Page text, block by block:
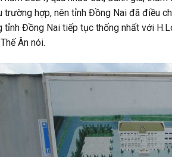
trường hợp, nên tỉnh Đồng Nai đã điều
tỉnh Đồng Nai tiếp tục thống nhất với
Ân nói.